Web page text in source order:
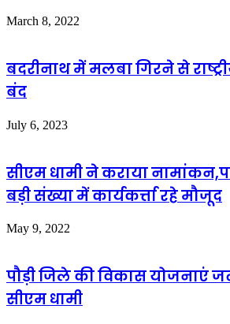
March 8, 2022
बदरीनाथ में मलबा गिरने से
बंद
July 6, 2023
सीएम धामी ने कराया
बड़ी संख्या में कार्यकर्त्ता रहे मौजूद
May 9, 2022
पौड़ी जिले की विकास योजनाएं
सीएम धामी